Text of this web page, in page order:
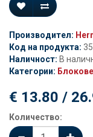
Производител:
Код на продукта:
Наличност: В
Категории: Блокове
€ 13.80 /
Количество: